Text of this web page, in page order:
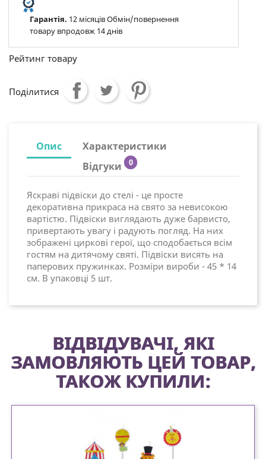
Гарантія. 12 місяців Обмін/повернення
товару впродовж 14 днів
Рейтинг товару
Поділитися
Опис
Характеристики
Відгуки
0
Яскраві підвіски до стелі - це просте
декоративна прикраса на свято за невисокою
вартістю. Підвіски виглядають дуже барвисто,
привертають увагу і радують погляд. На них
зображені циркові герої, що сподобається всім
гостям на дитячому святі. Підвіски висять на
паперових пружинках. Розміри вироби - 45 * 14
см. В упаковці 5 шт.
ВІДВІДУВАЧІ, ЯКІ
ЗАМОВЛЯЮТЬ ЦЕЙ ТОВАР,
ТАКОЖ КУПИЛИ: